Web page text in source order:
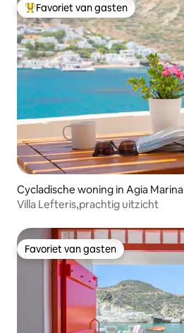
Topfavoriet van gasten
Favoriet van gasten
Cycladische woning in Agia Marina
Villa Lefteris,prachtig uitzicht
Favoriet van gasten
Favoriet van gasten